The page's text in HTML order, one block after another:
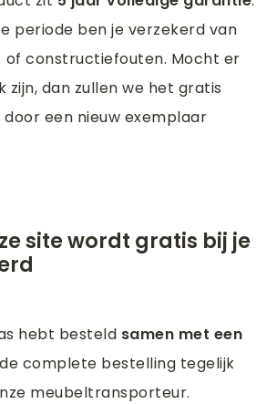
periode ben je verzekerd van
constructiefouten. Mocht er
zijn, dan zullen we het gratis
een nieuw exemplaar
site wordt gratis bij je
hebt besteld samen met een
complete bestelling tegelijk
meubeltransporteur.